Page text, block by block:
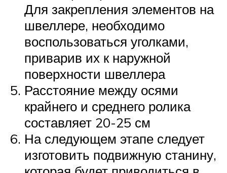
Для закрепления элементов на
швеллере, необходимо
воспользоваться уголками,
приварив их к наружной
поверхности швеллера
Расстояние между осями
крайнего и среднего ролика
составляет 20-25 см
На следующем этапе следует
изготовить подвижную станину,